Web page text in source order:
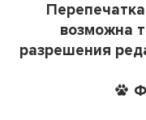
возможна
разрешения